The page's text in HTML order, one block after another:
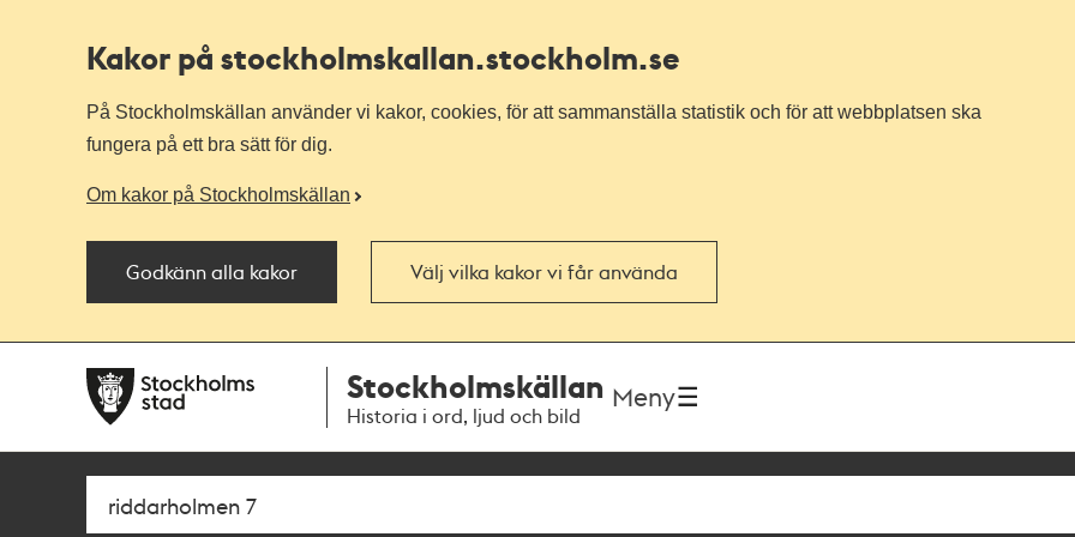
Kakor på stockholmskallan.stockholm.se
På Stockholmskällan använder vi kakor, cookies, för att sammanställa statistik och för att webbplatsen ska
fungera på ett bra sätt för dig.
Om kakor på Stockholmskällan
Godkänn alla kakor Välj vilka kakor vi får använda
navigationen
huvudinnehållet
Stockholmskällan
Historia i ord, ljud och bild
Meny
Sök